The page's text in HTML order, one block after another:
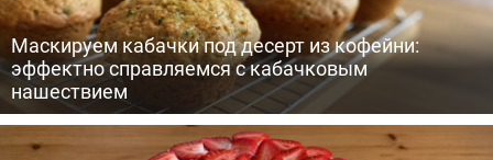
Маскируем кабачки под десерт из кофейни:
эффектно справляемся с кабачковым
нашествием